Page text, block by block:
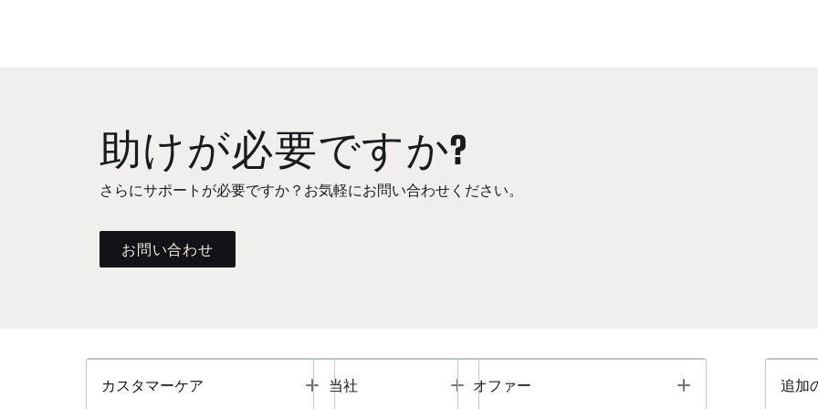
助けが必要ですか?
さらにサポートが必要ですか？お気軽にお問い合わせください。
お問い合わせ
カスタマーケア Toggle
当社 Toggle
オファー Toggle 追加